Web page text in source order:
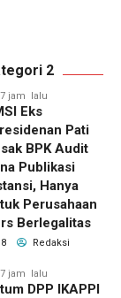
2
jam lalu
Eks
Pati
BPK Audit
Publikasi
Hanya
Perusahaan
Berlegalitas
8 Redaksi
jam lalu
DPP IKAPPI